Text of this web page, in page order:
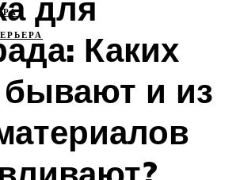
Каких
и из